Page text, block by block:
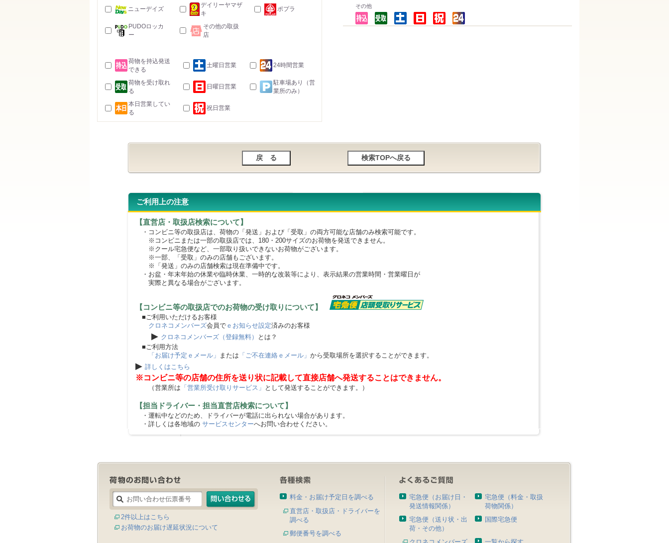
その他
ニューデイズ
デイリーヤマザ
キ
ポプラ
PUDOロッカ
ー
その他の取扱
店
荷物を持込発送
できる
土曜日営業 24時間営業
荷物を受け取れ
る
日曜日営業
駐車場あり（営
業所のみ）
本日営業してい
る
祝日営業
ご利用上の注意
【直営店・取扱店検索について】
・コンビニ等の取扱店は、荷物の「発送」および「受取」の両方可能な店舗のみ検索可能です。
※コンビニまたは一部の取扱店では、180・200サイズのお荷物を発送できません。
※クール宅急便など、一部取り扱いできないお荷物がございます。
※一部、「受取」のみの店舗もございます。
※「発送」のみの店舗検索は現在準備中です。
・お盆・年末年始の休業や臨時休業、一時的な改装等により、表示結果の営業時間・営業曜日が
実際と異なる場合がございます。
【コンビニ等の取扱店でのお荷物の受け取りについて】
■ご利用いただけるお客様
クロネコメンバーズ会員で ｅお知らせ設定済みのお客様
▶ クロネコメンバーズ（登録無料）
とは？
■ご利用方法
「お届け予定ｅメール」 または 「ご不在連絡ｅメール」 から受取場所を選択することができます。
▶ 詳しくはこちら
※コンビニ等の店舗の住所を送り状に記載して直接店舗へ発送することはできません。
（営業所は 「営業所受け取りサービス」 として発送することができます。）
【担当ドライバー・担当直営店検索について】
・運転中などのため、ドライバーが電話に出られない場合があります。
・詳しくは各地域の サービスセンターへお問い合わせください。
2件以上はこちら
お荷物のお届け遅延状況について
料金・お届け予定日を調べる
直営店・取扱店・ドライバーを
調べる
郵便番号を調べる
宅急便（お届け日・
発送情報関係）
宅急便（料金・取扱
荷物関係）
宅急便（送り状・出
荷・その他）
国際宅急便